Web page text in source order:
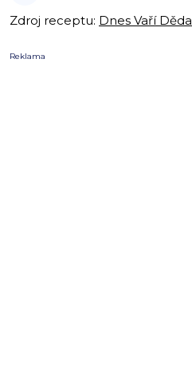
Zdroj receptu: Dnes Vaří Děda
Reklama